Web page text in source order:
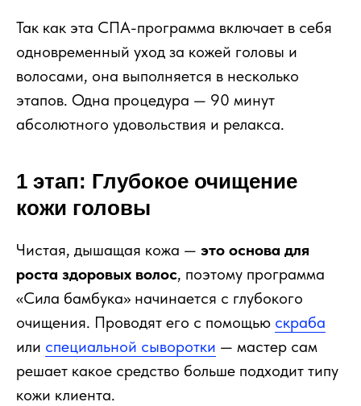
Так как эта СПА-программа включает в себя
одновременный уход за кожей головы и
волосами, она выполняется в несколько
этапов. Одна процедура — 90 минут
абсолютного удовольствия и релакса.
1 этап: Глубокое очищение
кожи головы
Чистая, дышащая кожа — это основа для
роста здоровых волос, поэтому программа
«Сила бамбука» начинается с глубокого
очищения. Проводят его с помощью скраба
или специальной сыворотки — мастер сам
решает какое средство больше подходит типу
кожи клиента.